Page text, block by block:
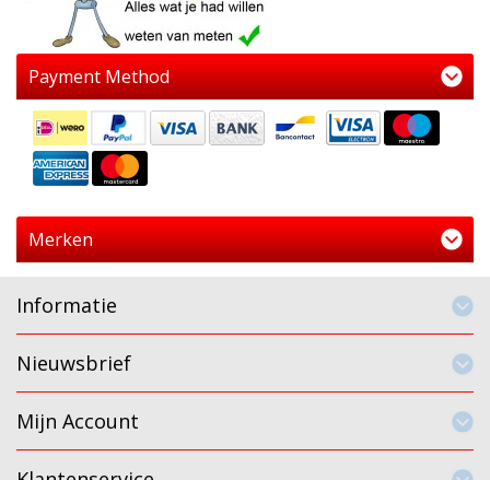
Payment Method
Merken
Informatie
Nieuwsbrief
Mijn Account